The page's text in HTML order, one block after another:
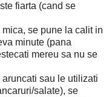
fiarta (cand se
se pune la calit in
minute (pana
mereu sa nu se
sau le utilizati
salate), se